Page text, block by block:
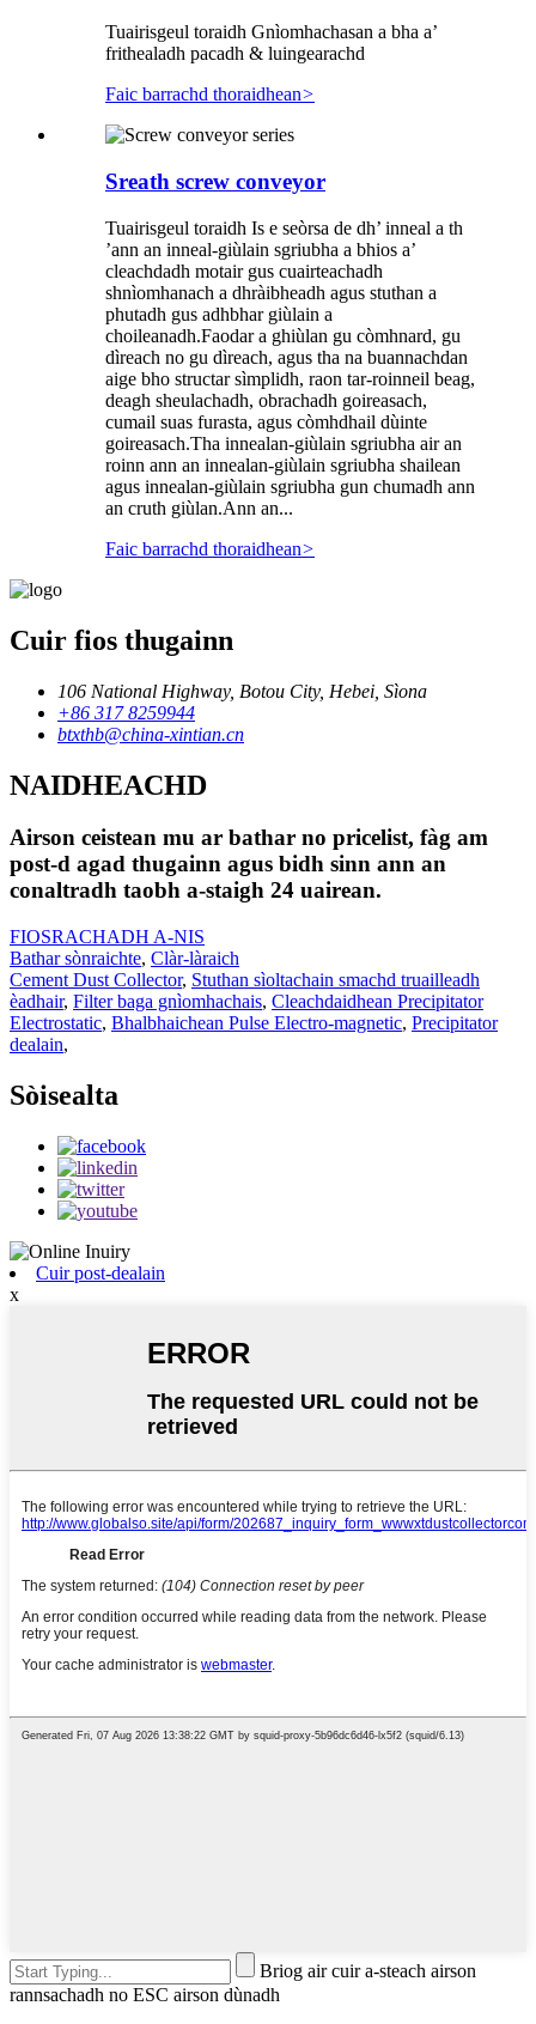
Tuairisgeul toraidh Gnìomhachasan a bha a’
frithealadh pacadh & luingearachd
Faic barrachd thoraidhean>
Sreath screw conveyor
Tuairisgeul toraidh Is e seòrsa de dh’ inneal a th
’ann an inneal-giùlain sgriubha a bhios a’
cleachdadh motair gus cuairteachadh
shnìomhanach a dhràibheadh ​​​​agus stuthan a
phutadh gus adhbhar giùlain a
choileanadh.Faodar a ghiùlan gu còmhnard, gu
dìreach no gu dìreach, agus tha na buannachdan
aige bho structar sìmplidh, raon tar-roinneil beag,
deagh sheulachadh, obrachadh goireasach,
cumail suas furasta, agus còmhdhail dùinte
goireasach.Tha innealan-giùlain sgriubha air an
roinn ann an innealan-giùlain sgriubha shailean
agus innealan-giùlain sgriubha gun chumadh ann
an cruth giùlan.Ann an...
Faic barrachd thoraidhean>
Cuir fios thugainn
106 National Highway, Botou City, Hebei, Sìona
+86 317 8259944
btxthb@china-xintian.cn
NAIDHEACHD
Airson ceistean mu ar bathar no pricelist, fàg am
post-d agad thugainn agus bidh sinn ann an
conaltradh taobh a-staigh 24 uairean.
FIOSRACHADH A-NIS
Bathar sònraichte, Clàr-làraich
Cement Dust Collector, Stuthan sìoltachain smachd truailleadh
èadhair, Filter baga gnìomhachais, Cleachdaidhean Precipitator
Electrostatic, Bhalbhaichean Pulse Electro-magnetic, Precipitator
dealain,
Sòisealta
Cuir post-dealain
x
Briog air cuir a-steach airson
rannsachadh no ESC airson dùnadh